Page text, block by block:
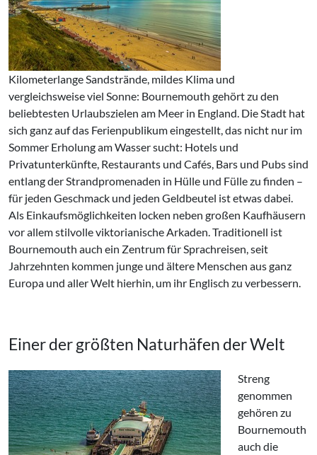
Kilometerlange Sandstrände, mildes Klima und
vergleichsweise viel Sonne: Bournemouth gehört zu den
beliebtesten Urlaubszielen am Meer in England. Die Stadt hat
sich ganz auf das Ferienpublikum eingestellt, das nicht nur im
Sommer Erholung am Wasser sucht: Hotels und
Privatunterkünfte, Restaurants und Cafés, Bars und Pubs sind
entlang der Strandpromenaden in Hülle und Fülle zu finden –
für jeden Geschmack und jeden Geldbeutel ist etwas dabei.
Als Einkaufsmöglichkeiten locken neben großen Kaufhäusern
vor allem stilvolle viktorianische Arkaden. Traditionell ist
Bournemouth auch ein Zentrum für Sprachreisen, seit
Jahrzehnten kommen junge und ältere Menschen aus ganz
Europa und aller Welt hierhin, um ihr Englisch zu verbessern.
Einer der größten Naturhäfen der Welt
Streng
genommen
gehören zu
Bournemouth
auch die